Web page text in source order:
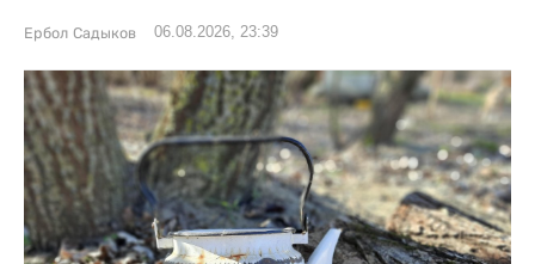
Ербол Садыков 06.08.2026, 23:39